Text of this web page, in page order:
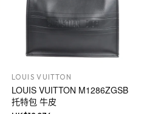
LOUIS VUITTON
LOUIS VUITTON M1286ZGSB
托特包 牛皮